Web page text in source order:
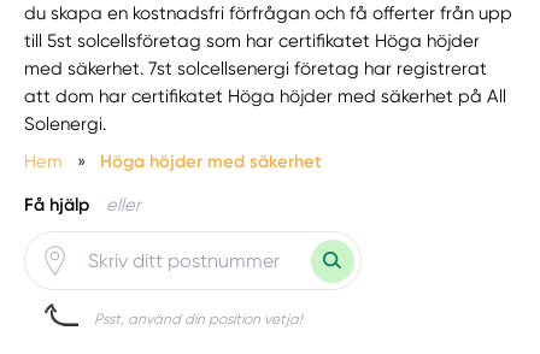
du skapa en kostnadsfri förfrågan och få offerter från upp
till 5st solcellsföretag som har certifikatet Höga höjder
med säkerhet. 7st solcellsenergi företag har registrerat
att dom har certifikatet Höga höjder med säkerhet på All
Solenergi.
Hem
» Höga höjder med säkerhet
Få hjälp eller
Psst, använd din position vetja!